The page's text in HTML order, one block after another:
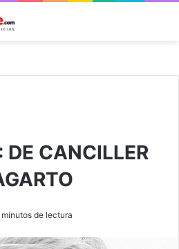
CANCILLER
minutos de lectura